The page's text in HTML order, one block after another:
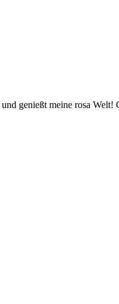
genießt meine rosa Welt!